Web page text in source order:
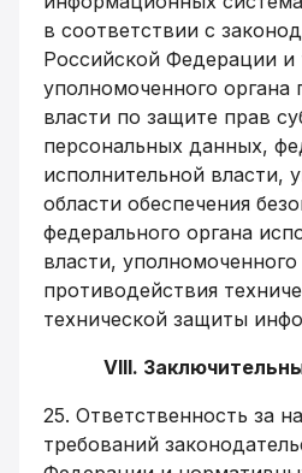
в соответствии с
Российской Федерации и
уполномоченного органа
власти по защите прав
персональных данных,
исполнительной власти,
области обеспечения
федерального органа
власти,
противодействия
технической защиты
VIII.
25. Ответственность за
требований